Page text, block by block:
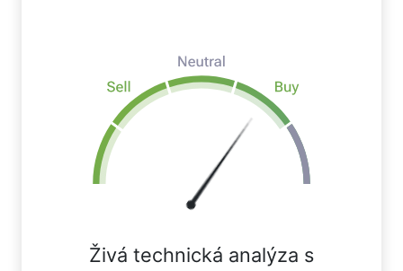
Živá technická analýza s